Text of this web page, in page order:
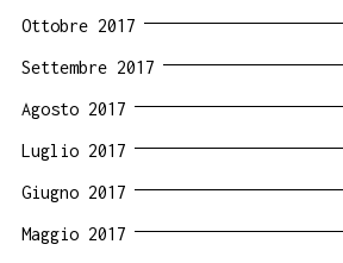
Ottobre 2017
Settembre 2017
Agosto 2017
Luglio 2017
Giugno 2017
Maggio 2017